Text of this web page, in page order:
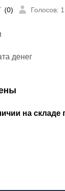
(0) Голосов: 1
денег
на складе